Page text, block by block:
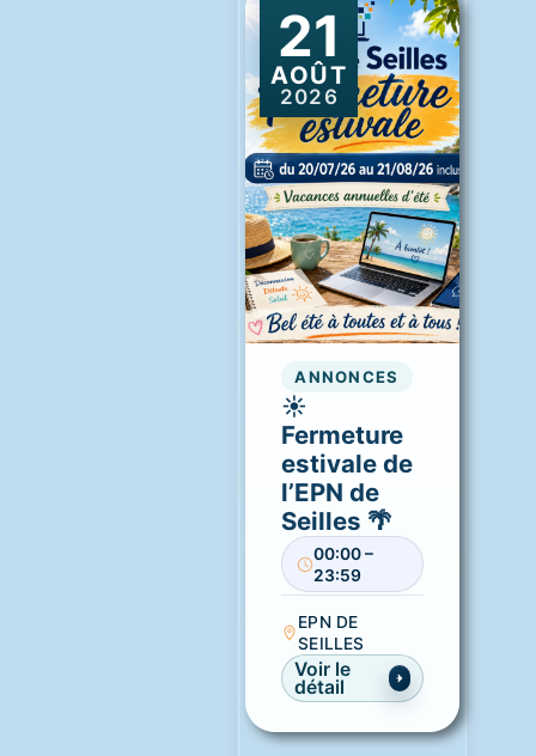
21
AOÛT
2026
ANNONCES
☀️
Fermeture
estivale de
l’EPN de
Seilles 🌴
00:00 –
23:59
EPN DE
SEILLES
Voir le
détail